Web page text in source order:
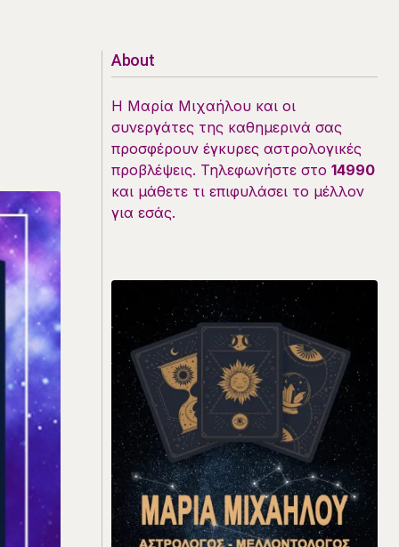
About
Η Μαρία Μιχαήλου και οι
συνεργάτες της καθημερινά σας
προσφέρουν έγκυρες αστρολογικές
προβλέψεις. Τηλεφωνήστε στο 14990
και μάθετε τι επιφυλάσει το μέλλον
για εσάς.